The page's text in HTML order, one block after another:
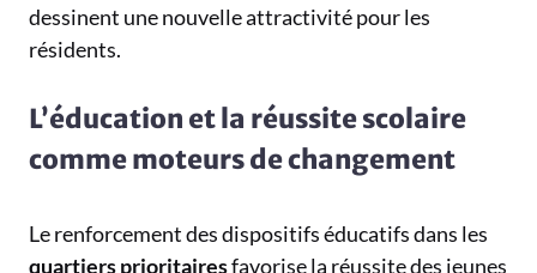
dessinent une nouvelle attractivité pour les
résidents.
L’éducation et la réussite scolaire
comme moteurs de changement
Le renforcement des dispositifs éducatifs dans les
quartiers prioritairesfavorise la réussite des jeunes